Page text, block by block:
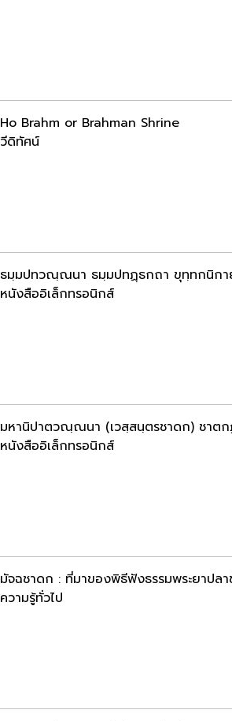
Ho Brahm or Brahman Shrine
วีดิทัศน์
ธมฺมปทวณฺณนา ธมฺมปทฏฺธกถา ขุทฺทกนิกา
หนังสืออิเล็กทรอนิกส์
มหานิปาตวณฺณนา (เวสฺสนฺตรชาดก) ชา
หนังสืออิเล็กทรอนิกส์
มัจฉชาดก : ที่มาของพิธีฟังธรรมพระยาปล
ความรู้ทั่วไป